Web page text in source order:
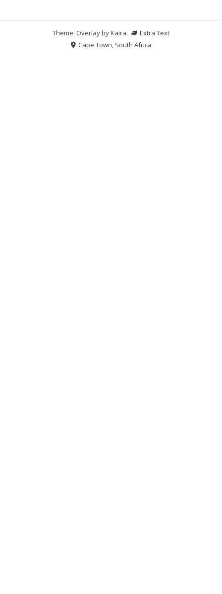
Theme: Overlay byKaira.
Extra Text
Cape Town, South Africa